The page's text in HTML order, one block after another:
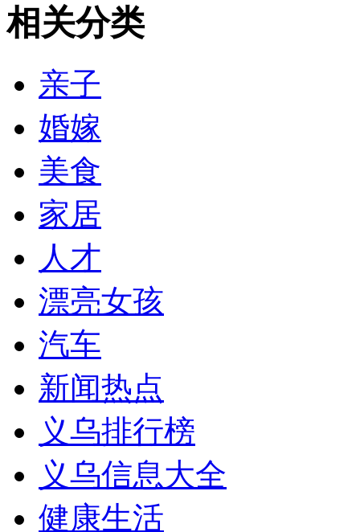
相关分类
亲子
婚嫁
美食
家居
人才
漂亮女孩
汽车
新闻热点
义乌排行榜
义乌信息大全
健康生活